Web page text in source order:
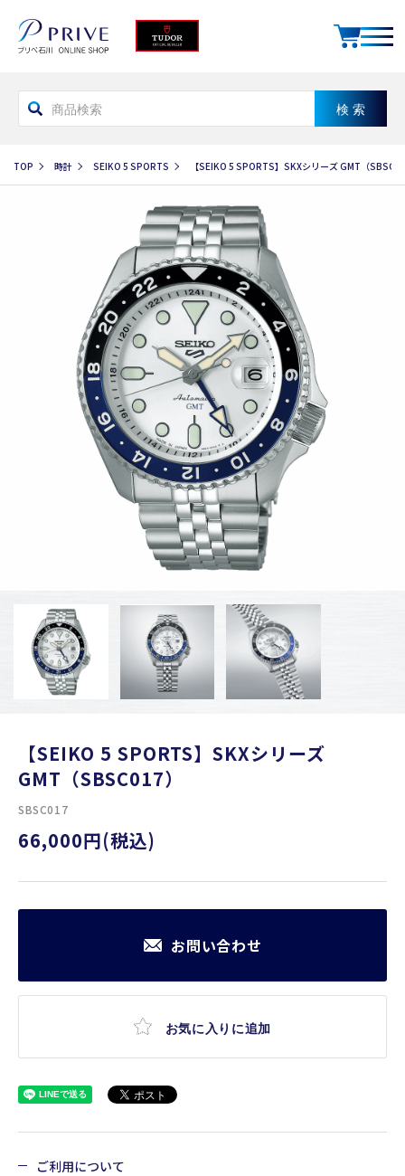
TOP 時計 SEIKO 5 SPORTS 【SEIKO 5 SPORTS】SKXシリーズ GMT（
【SEIKO 5 SPORTS】SKXシリーズ
GMT（SBSC017）
SBSC017
66,000円(税込)
お問い合わせ
お気に入りに追加
ご利用について